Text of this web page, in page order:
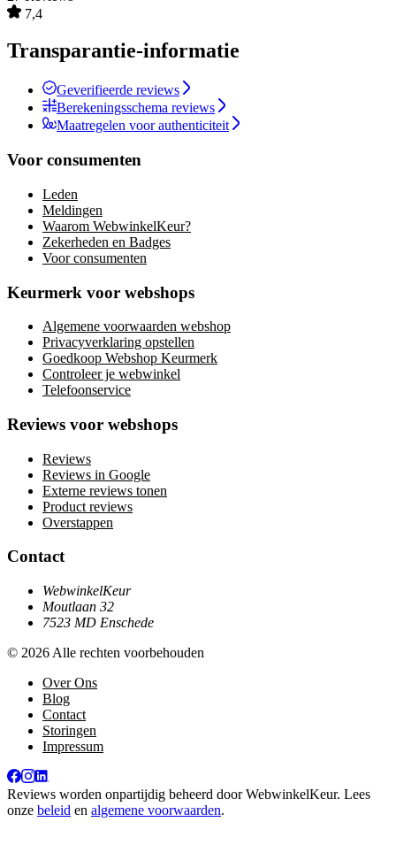
7,4
Transparantie-informatie
Geverifieerde reviews
Berekeningsschema reviews
Maatregelen voor authenticiteit
Voor consumenten
Leden
Meldingen
Waarom WebwinkelKeur?
Zekerheden en Badges
Voor consumenten
Keurmerk voor webshops
Algemene voorwaarden webshop
Privacyverklaring opstellen
Goedkoop Webshop Keurmerk
Controleer je webwinkel
Telefoonservice
Reviews voor webshops
Reviews
Reviews in Google
Externe reviews tonen
Product reviews
Overstappen
Contact
WebwinkelKeur
Moutlaan 32
7523 MD Enschede
© 2026 Alle rechten voorbehouden
Over Ons
Blog
Contact
Storingen
Impressum
Reviews worden onpartijdig beheerd doorWebwinkelKeur. Lees
onze beleid en algemene voorwaarden.